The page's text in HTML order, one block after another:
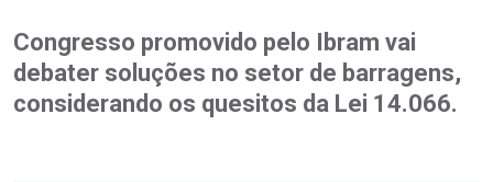
Congresso promovido pelo Ibram vai
debater soluções no setor de barragens,
considerando os quesitos da Lei 14.066.